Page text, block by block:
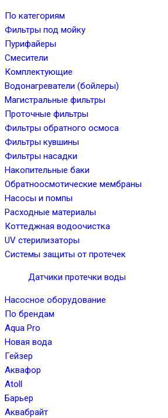
По категориям
Фильтры под мойку
Пурифайеры
Смесители
Комплектующие
Водонагреватели (бойлеры)
Магистральные фильтры
Проточные фильтры
Фильтры обратного осмоса
Фильтры кувшины
Фильтры насадки
Накопительные баки
Обратноосмотические мембраны
Насосы и помпы
Расходные материалы
Коттеджная водоочистка
UV стерилизаторы
Системы защиты от протечек
Датчики протечки воды
Насосное оборудование
По брендам
Aqua Pro
Новая вода
Гейзер
Аквафор
Atoll
Барьер
Аквабрайт